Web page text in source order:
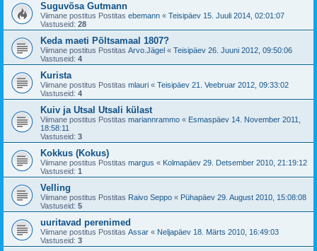
Suguvõsa Gutmann
Viimane postitus Postitas ebemann « Teisipäev 15. Juuli 2014, 02:01:07
Vastuseid: 28
Keda maeti Põltsamaal 1807?
Viimane postitus Postitas Arvo.Jägel « Teisipäev 26. Juuni 2012, 09:50:06
Vastuseid: 4
Kurista
Viimane postitus Postitas mlauri « Teisipäev 21. Veebruar 2012, 09:33:02
Vastuseid: 4
Kuiv ja Utsal Utsali külast
Viimane postitus Postitas mariannrammo « Esmaspäev 14. November 2011,
18:58:11
Vastuseid: 3
Kokkus (Kokus)
Viimane postitus Postitas margus « Kolmapäev 29. Detsember 2010, 21:19:12
Vastuseid: 1
Velling
Viimane postitus Postitas Raivo Seppo « Pühapäev 29. August 2010, 15:08:08
Vastuseid: 5
uuritavad perenimed
Viimane postitus Postitas Assar « Neljapäev 18. Märts 2010, 16:49:03
Vastuseid: 3